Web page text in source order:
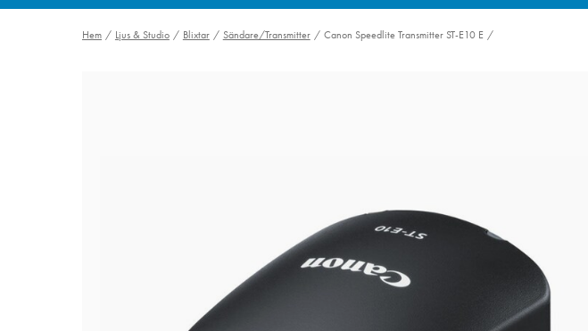
Hem Ljus & Studio Blixtar Sändare/Transmitter Canon Speedlite Transmitter ST-E10 E